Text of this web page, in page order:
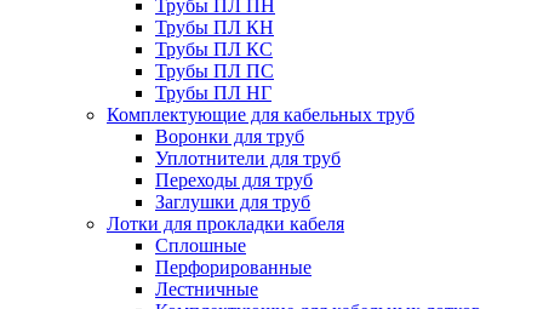
Трубы ПЛ ПН
Трубы ПЛ КН
Трубы ПЛ КС
Трубы ПЛ ПС
Трубы ПЛ НГ
Комплектующие для кабельных труб
Воронки для труб
Уплотнители для труб
Переходы для труб
Заглушки для труб
Лотки для прокладки кабеля
Сплошные
Перфорированные
Лестничные